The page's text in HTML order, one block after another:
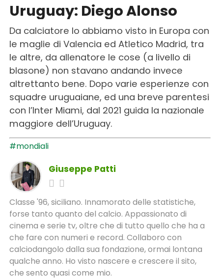
Uruguay: Diego Alonso
Da calciatore lo abbiamo visto in Europa con
le maglie di Valencia ed Atletico Madrid, tra
le altre, da allenatore le cose (a livello di
blasone) non stavano andando invece
altrettanto bene. Dopo varie esperienze con
squadre uruguaiane, ed una breve parentesi
con l’Inter Miami, dal 2021 guida la nazionale
maggiore dell’Uruguay.
#mondiali
Giuseppe Patti
Classe '96, siciliano. Innamorato delle statistiche,
forse tanto quanto del calcio. Appassionato di
cinema e serie tv, oltre che di tutto quello che ha a
che fare con numeri e record. Collaboro con
calciodangolo dalla sua fondazione, ormai lontana
qualche anno. Ho visto nascere e crescere il sito,
che sento quasi come mio.